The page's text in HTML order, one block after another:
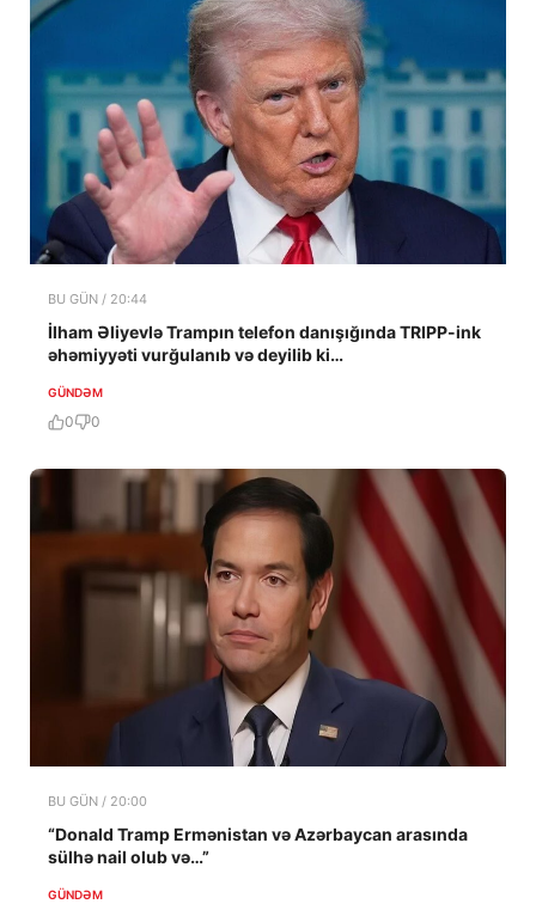
BU GÜN / 20:44
İlham Əliyevlə Trampın telefon danışığında TRIPP-ink
əhəmiyyəti vurğulanıb və deyilib ki…
GÜNDƏM
0 0
BU GÜN / 20:00
“Donald Tramp Ermənistan və Azərbaycan arasında
sülhə nail olub və…”
GÜNDƏM